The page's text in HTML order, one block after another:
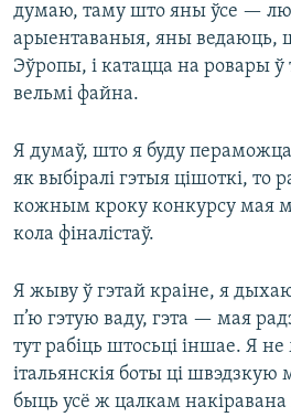
думаю, таму што яны ўсе —
арыентаваныя, яны ведаюць,
Эўропы, і катацца на ровары ў
вельмі файна.
Я думаў, што я буду
як выбіралі гэтыя цішоткі, то
кожным кроку конкурсу мая
кола фіналістаў.
Я жыву ў гэтай краіне, я
п’ю гэтую ваду, гэта — мая
тут рабіць штосьці іншае. Я
італьянскія боты ці швэдзкую
быць усё ж цалкам